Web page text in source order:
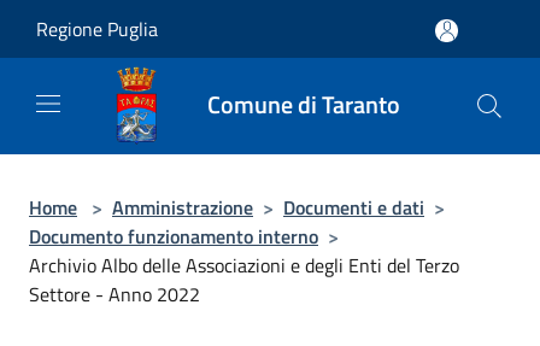
Regione Puglia
Comune di Taranto
Home > Amministrazione > Documenti e dati >
Documento funzionamento interno >
Archivio Albo delle Associazioni e degli Enti del Terzo
Settore - Anno 2022